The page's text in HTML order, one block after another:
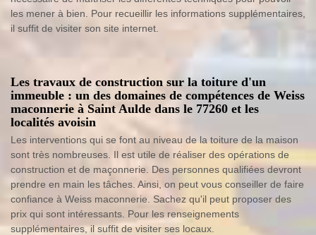
les mener à bien. Pour recueillir les informations supplémentaires,
il suffit de visiter son site internet.
Les travaux de construction sur la toiture d'un
immeuble : un des domaines de compétences de Weiss
maconnerie à Saint Aulde dans le 77260 et les
localités avoisin
Les interventions qui se font au niveau de la toiture de la maison
sont très nombreuses. Il est utile de réaliser des opérations de
construction et de maçonnerie. Des personnes qualifiées devront
prendre en main les tâches. Ainsi, on peut vous conseiller de faire
confiance à Weiss maconnerie. Sachez qu'il peut proposer des
prix qui sont intéressants. Pour les renseignements
supplémentaires, il suffit de visiter ses locaux.